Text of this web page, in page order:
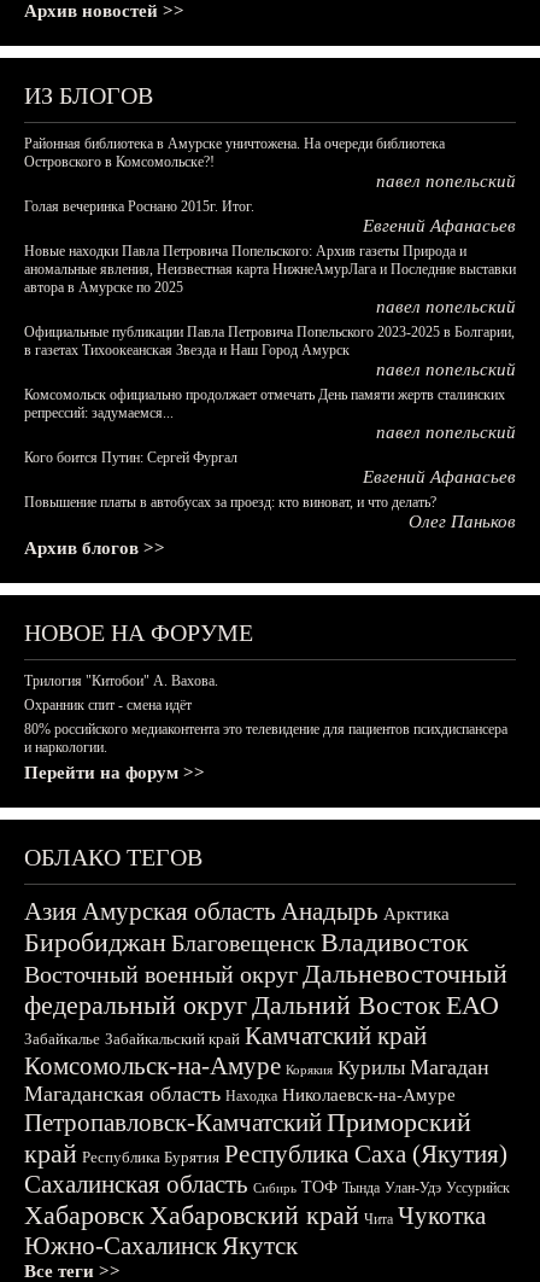
Архив новостей >>
ИЗ БЛОГОВ
Районная библиотека в Амурске уничтожена. На очереди библиотека
Островского в Комсомольске?!
павел попельский
Голая вечеринка Роснано 2015г. Итог.
Евгений Афанасьев
Новые находки Павла Петровича Попельского: Архив газеты Природа и
аномальные явления, Неизвестная карта НижнеАмурЛага и Последние выставки
автора в Амурске по 2025
павел попельский
Официальные публикации Павла Петровича Попельского 2023-2025 в Болгарии,
в газетах Тихоокеанская Звезда и Наш Город Амурск
павел попельский
Комсомольск официально продолжает отмечать День памяти жертв сталинских
репрессий: задумаемся...
павел попельский
Кого боится Путин: Сергей Фургал
Евгений Афанасьев
Повышение платы в автобусах за проезд: кто виноват, и что делать?
Олег Паньков
Архив блогов >>
НОВОЕ НА ФОРУМЕ
Трилогия "Китобои" А. Вахова.
Охранник спит - смена идёт
80% российского медиаконтента это телевидение для пациентов психдиспансера
и наркологии.
Перейти на форум >>
ОБЛАКО ТЕГОВ
АзияАмурская область Анадырь Арктика
БиробиджанБлаговещенскВладивосток
Восточный военный округДальневосточный
федеральный округДальний ВостокЕАО
Забайкалье Забайкальский край Камчатский край
Комсомольск-на-Амуре Корякия Курилы Магадан
Магаданская область Находка Николаевск-на-Амуре
Петропавловск-КамчатскийПриморский
край Республика Бурятия Республика Саха (Якутия)
Сахалинская область Сибирь ТОФ Тында Улан-Удэ Уссурийск
ХабаровскХабаровский край Чита Чукотка
Южно-СахалинскЯкутск
Все теги >>